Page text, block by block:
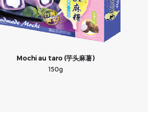
Mochi au taro (芋头麻薯)
150g